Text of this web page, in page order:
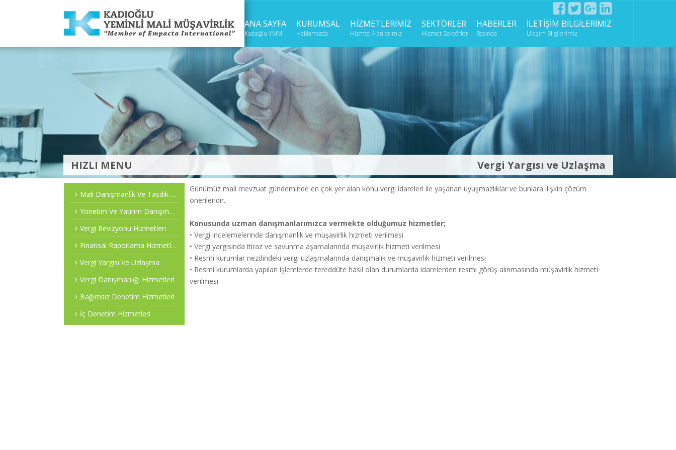
ANA SAYFA
Kadıoğlu YMM
KURUMSAL
Hakkımızda
HİZMETLERİMİZ
Hizmet Alanlarımız
SEKTÖRLER
Hizmet Sektörleri
HABERLER
Basında
İLETİŞİM BİLGİLERİMİZ
Ulaşım Bilgilerimiz
HIZLI MENU Vergi Yargısı ve Uzlaşma
Mali Danışmanlık Ve Tasdik Hizmetleri
Yönetim Ve Yatırım Danışmanlığı
Vergi Revizyonu Hizmetleri
Finansal Raporlama Hizmetleri
Vergi Yargısı Ve Uzlaşma
Vergi Danışmanlığı Hizmetleri
Bağımsız Denetim Hizmetleri
İç Denetim Hizmetleri
Günümüz mali mevzuat gündeminde en çok yer alan konu vergi idareleri ile yaşanan uyuşmazlıklar ve bunlara ilişkin çözüm
önerileridir.
Konusunda uzman danışmanlarımızca vermekte olduğumuz hizmetler;
• Vergi incelemelerinde danışmanlık ve müşavirlik hizmeti verilmesi
• Vergi yargısında itiraz ve savunma aşamalarında müşavirlik hizmeti verilmesi
• Resmi kurumlar nezdindeki vergi uzlaşmalarında danışmalık ve müşavirlik hizmeti verilmesi
• Resmi kurumlarda yapılan işlemlerde tereddüte hasıl olan durumlarda idarelerden resmi görüş alınmasında müşavirlik hizmeti
verilmesi